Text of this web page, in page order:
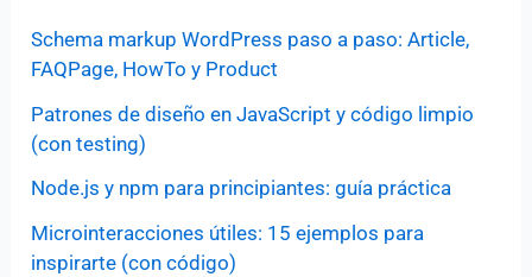
Schema markup WordPress paso a paso: Article,
FAQPage, HowTo y Product
Patrones de diseño en JavaScript y código limpio
(con testing)
Node.js y npm para principiantes: guía práctica
Microinteracciones útiles: 15 ejemplos para
inspirarte (con código)